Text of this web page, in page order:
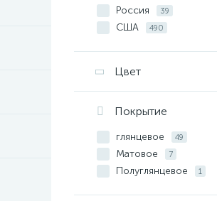
Россия 39
США 490
Цвет
Покрытие
глянцевое 49
Матовое 7
Полуглянцевое 1